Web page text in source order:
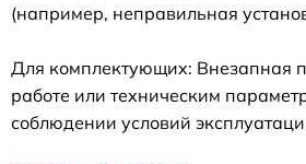
(например, неправильная
Для комплектующих: Внезапная
работе или техническим
соблюдении условий